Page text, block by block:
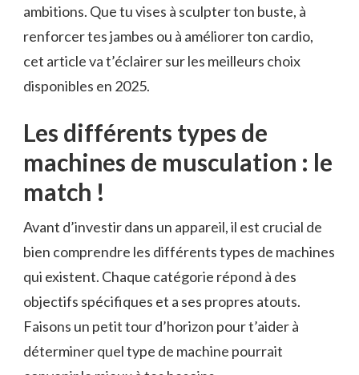
ambitions. Que tu vises à sculpter ton buste, à
renforcer tes jambes ou à améliorer ton cardio,
cet article va t’éclairer sur les meilleurs choix
disponibles en 2025.
Les différents types de
machines de musculation : le
match !
Avant d’investir dans un appareil, il est crucial de
bien comprendre les différents types de machines
qui existent. Chaque catégorie répond à des
objectifs spécifiques et a ses propres atouts.
Faisons un petit tour d’horizon pour t’aider à
déterminer quel type de machine pourrait